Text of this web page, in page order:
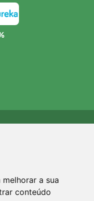
a sua
conteúdo
árvore! Leia mais